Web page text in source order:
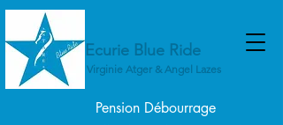
Ecurie Blue Ride
Virginie Atger & Angel Lazes
Pension Débourrage